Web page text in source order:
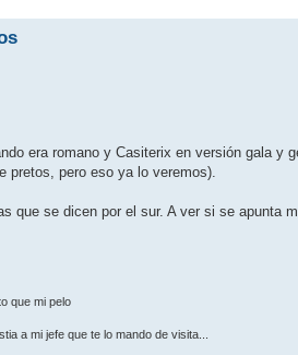
era romano y Casiterix en versión gala
pretos, pero eso ya lo veremos).
que se dicen por el sur. A ver si se apunta
que mi pelo
a mi jefe que te lo mando de visita...